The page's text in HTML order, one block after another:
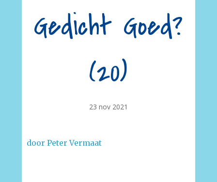
Gedicht Goed?
(20)
23 nov 2021
door Peter Vermaat